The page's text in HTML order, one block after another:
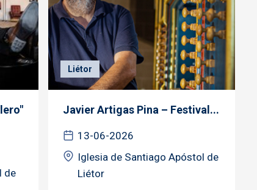
de
Liétor
Javier Artigas Pina – Festival...
13-06-2026
Iglesia de Santiago Apóstol de
Liétor